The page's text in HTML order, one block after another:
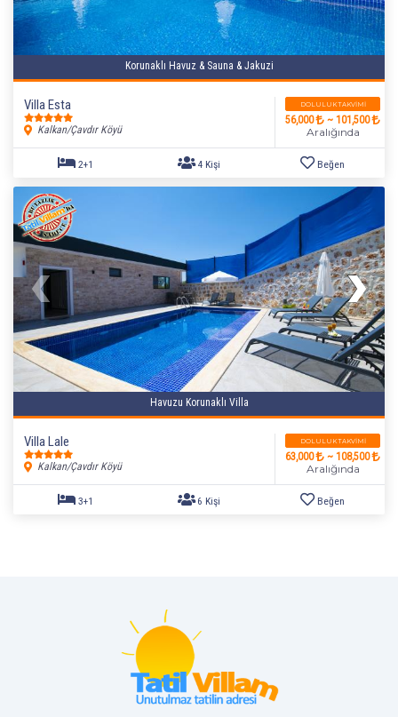
2+1 Beğen
Korunaklı Havuz & Sauna & Jakuzi
Villa Esta
Kalkan/Çavdır Köyü
DOLULUK TAKVIMI
56,000 ~ 101,500
Aralığında
Havuzu Korunaklı Villa
Villa Lale
Kalkan/Çavdır Köyü
DOLULUK TAKVIMI
63,000 ~ 108,500
Aralığında